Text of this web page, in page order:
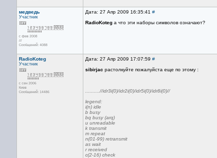
медведь
Участник
с фев 2008
///
Сообщений: 4088
Дата: 27 Апр 2009 16:35:41 #
RadioKoteg а что эти наборы символов означают?
RadioKoteg
Участник
с сен 2006
Киев
Сообщений: 14486
Дата: 27 Апр 2009 17:07:59 #
sibirjac растолкуйте пожалуйста еще по этому :
..........//idr3i(0)/idr2i(0)/idr5i(0)/idr8i(0)//
legend:
i(n) idle
b busy
bq busy (arq)
u unreadable
k transmit
m repeat
n(01-99) retransmit
as wait
r received
c(2-16) check